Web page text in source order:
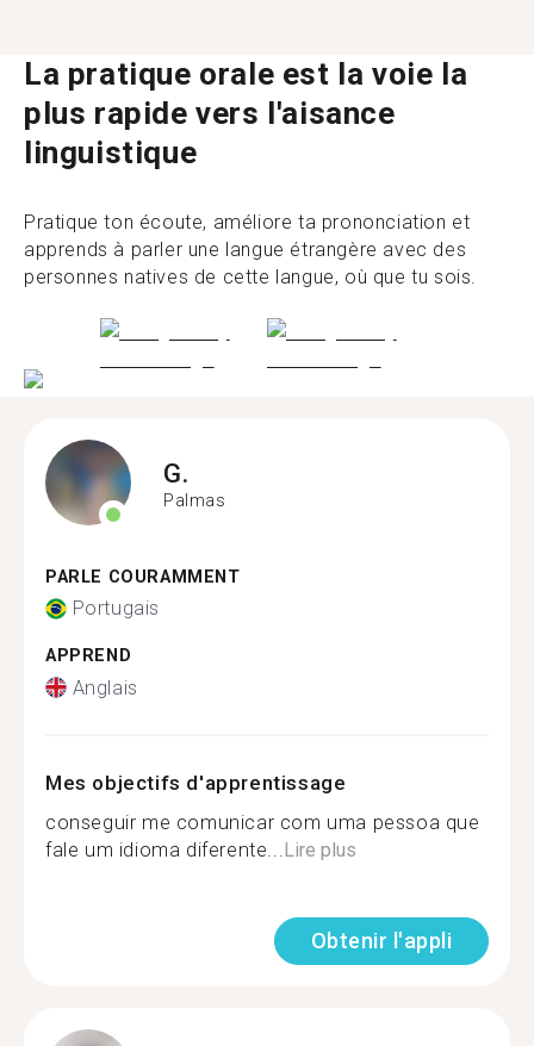
La pratique orale est la voie la
plus rapide vers l'aisance
linguistique
Pratique ton écoute, améliore ta prononciation et
apprends à parler une langue étrangère avec des
personnes natives de cette langue, où que tu sois.
G.
Palmas
PARLE COURAMMENT
Portugais
APPREND
Anglais
Mes objectifs d'apprentissage
conseguir me comunicar com uma pessoa que
fale um idioma diferente... Lire plus
Obtenir l'appli